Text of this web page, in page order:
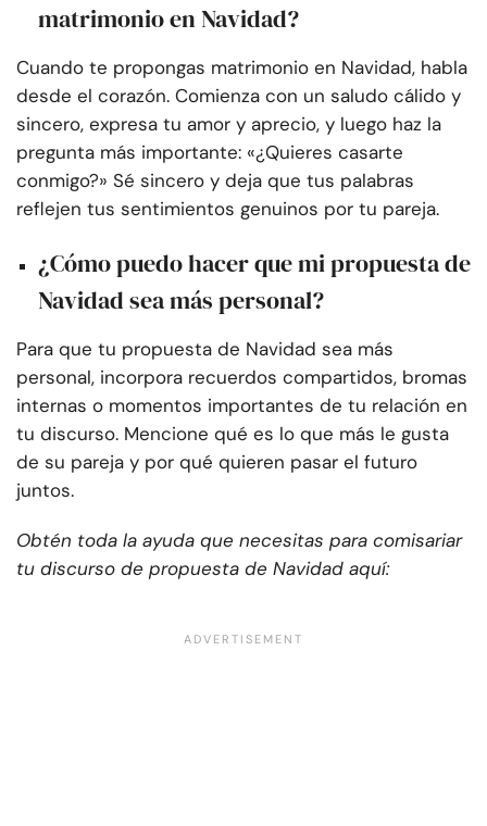
matrimonio en Navidad?
Cuando te propongas matrimonio en Navidad, habla
desde el corazón. Comienza con un saludo cálido y
sincero, expresa tu amor y aprecio, y luego haz la
pregunta más importante: «¿Quieres casarte
conmigo?» Sé sincero y deja que tus palabras
reflejen tus sentimientos genuinos por tu pareja.
¿Cómo puedo hacer que mi propuesta de
Navidad sea más personal?
Para que tu propuesta de Navidad sea más
personal, incorpora recuerdos compartidos, bromas
internas o momentos importantes de tu relación en
tu discurso. Mencione qué es lo que más le gusta
de su pareja y por qué quieren pasar el futuro
juntos.
Obtén toda la ayuda que necesitas para comisariar
tu discurso de propuesta de Navidad aquí: